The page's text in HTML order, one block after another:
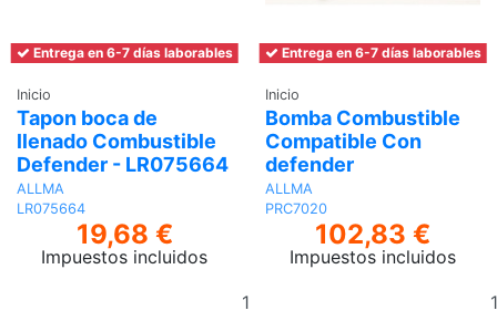
Entrega en 6-7 días laborables
Inicio
Tapon boca de
llenado Combustible
Defender - LR075664
ALLMA
LR075664
19,68 €
Impuestos incluidos
Entrega en 6-7 días laborables
Inicio
Bomba Combustible
Compatible Con
defender
ALLMA
PRC7020
102,83 €
Impuestos incluidos